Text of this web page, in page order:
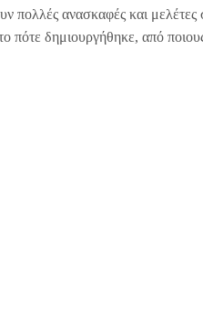
πολλές ανασκαφές και μελέτες
πότε δημιουργήθηκε, από